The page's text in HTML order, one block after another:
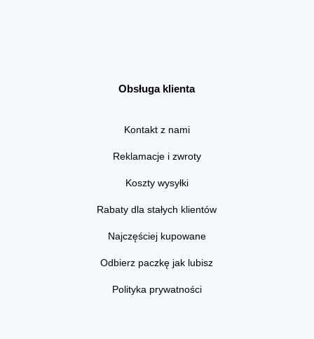
Obsługa klienta
Kontakt z nami
Reklamacje i zwroty
Koszty wysyłki
Rabaty dla stałych klientów
Najczęściej kupowane
Odbierz paczkę jak lubisz
Polityka prywatności